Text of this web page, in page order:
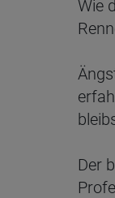
Wie
Der